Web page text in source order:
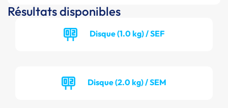
Résultats disponibles
Disque (1.0 kg) / SEF
Disque (2.0 kg) / SEM